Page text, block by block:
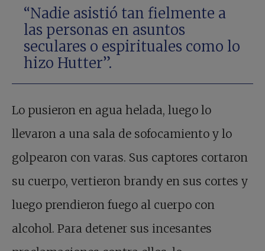
“Nadie asistió tan fielmente a
las personas en asuntos
seculares o espirituales como lo
hizo Hutter”.
Lo pusieron en agua helada, luego lo
llevaron a una sala de sofocamiento y lo
golpearon con varas. Sus captores cortaron
su cuerpo, vertieron brandy en sus cortes y
luego prendieron fuego al cuerpo con
alcohol. Para detener sus incesantes